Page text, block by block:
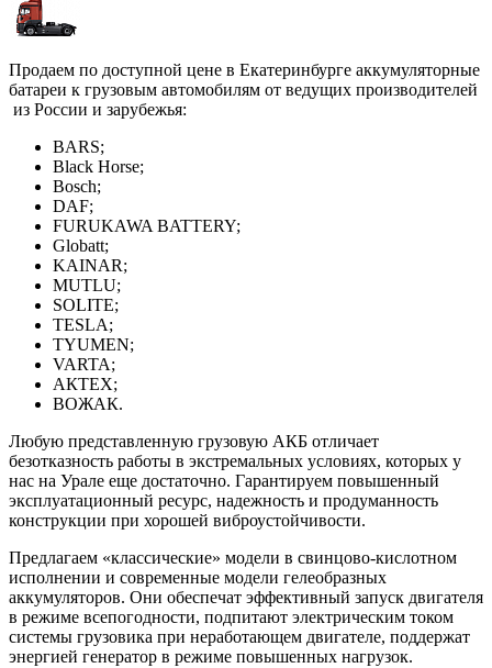
Продаем по доступной цене в Екатеринбурге аккумуляторные
батареи к грузовым автомобилям от ведущих производителей
из России и зарубежья:
BARS;
Black Horse;
Bosch;
DAF;
FURUKAWA BATTERY;
Globatt;
KAINAR;
MUTLU;
SOLITE;
TESLA;
TYUMEN;
VARTA;
АКТЕХ;
ВОЖАК.
Любую представленную грузовую АКБ отличает
безотказность работы в экстремальных условиях, которых у
нас на Урале еще достаточно. Гарантируем повышенный
эксплуатационный ресурс, надежность и продуманность
конструкции при хорошей виброустойчивости.
Предлагаем «классические» модели в свинцово-кислотном
исполнении и современные модели гелеобразных
аккумуляторов. Они обеспечат эффективный запуск двигателя
в режиме всепогодности, подпитают электрическим током
системы грузовика при неработающем двигателе, поддержат
энергией генератор в режиме повышенных нагрузок.